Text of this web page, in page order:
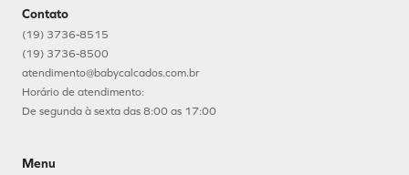
Contato
(19) 3736-8515
(19) 3736-8500
atendimento@babycalcados.com.br
Horário de atendimento:
De segunda à sexta das 8:00 as 17:00
Menu